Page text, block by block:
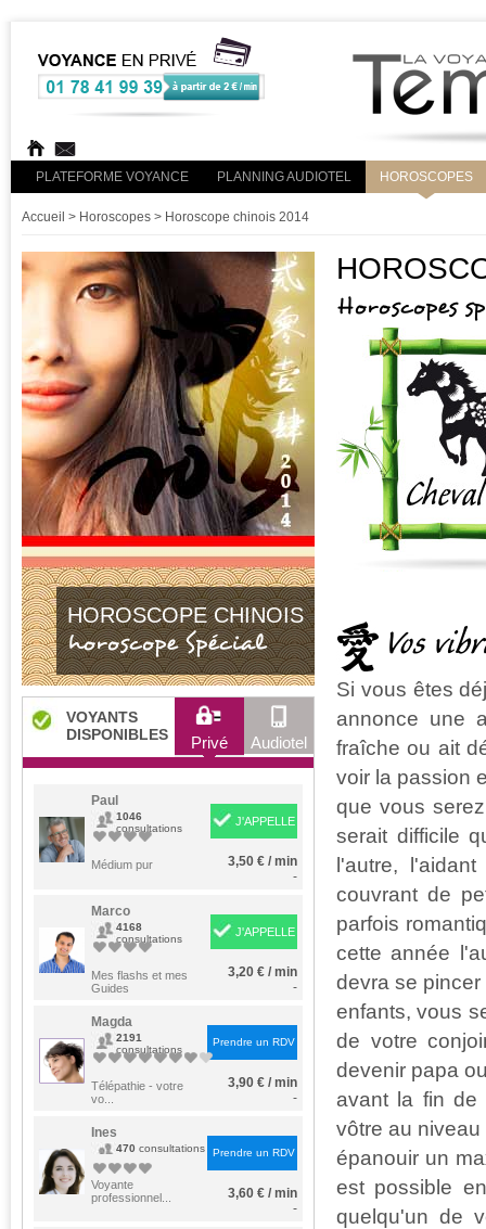
PLATEFORME VOYANCE PLANNING AUDIOTEL HOROSCOPES
Accueil > Horoscopes > Horoscope chinois 2014
HOROSCOPE CHINOIS
horoscope Spécial
VOYANTS
DISPONIBLES
Privé Audiotel
Paul
1046
consultations
Médium pur
J'APPELLE
3,50 € / min
-
Marco
4168
consultations
Mes flashs et mes
Guides
J'APPELLE
3,20 € / min
-
Magda
2191
consultations
Télépathie - votre
vo...
Prendre un RDV
3,90 € / min
-
Ines
470 consultations
Voyante
professionnel...
Prendre un RDV
3,60 € / min
-
Horoscopes
Vos
Si vous êtes
annonce une
fraîche ou ait
voir la passion
que vous
serait difficile
l'autre,
couvrant de
parfois
cette année
devra se
enfants, vous
de votre
devenir papa
avant la fin de
vôtre au
épanouir un
est possible
quelqu'un de